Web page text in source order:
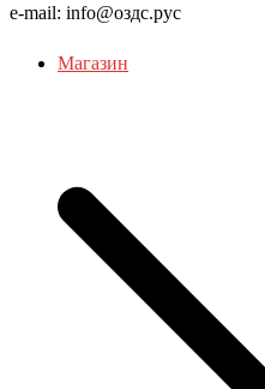
e-mail: info@оздс.рус
Магазин